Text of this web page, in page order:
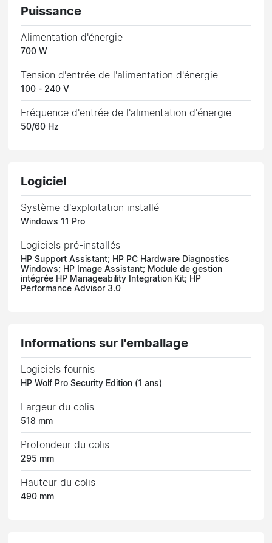
Puissance
Alimentation d'énergie
700 W
Tension d'entrée de l'alimentation d'énergie
100 - 240 V
Fréquence d'entrée de l'alimentation d'énergie
50/60 Hz
Logiciel
Système d'exploitation installé
Windows 11 Pro
Logiciels pré-installés
HP Support Assistant; HP PC Hardware Diagnostics
Windows; HP Image Assistant; Module de gestion
intégrée HP Manageability Integration Kit; HP
Performance Advisor 3.0
Informations sur l'emballage
Logiciels fournis
HP Wolf Pro Security Edition (1 ans)
Largeur du colis
518 mm
Profondeur du colis
295 mm
Hauteur du colis
490 mm